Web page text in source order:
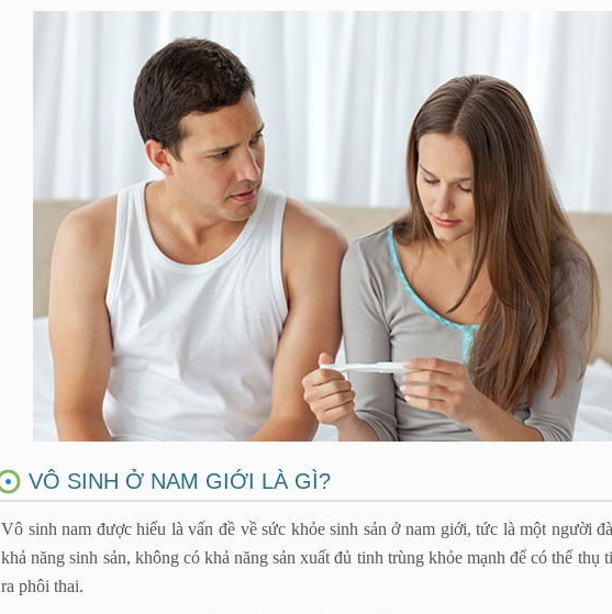
Sử dụng bia, rượu, thuốc lá và các chất kích thích
Sử dụng thực phẩm đóng hộp
Sử dụng đồ chơi tình dục
Ăn uống không đủ chất
VÔ SINH Ở NAM GIỚI LÀ GÌ?
Vô sinh nam được hiểu là vấn đề về sức khỏe sinh sản ở nam giới, tức là một người
khả năng sinh sản, không có khả năng sản xuất đủ tinh trùng khỏe mạnh để có thể thụ
ra phôi thai.